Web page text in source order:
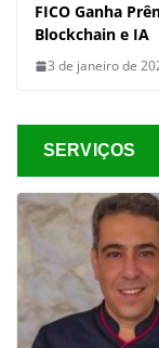
FICO Ganha
Blockchain e IA
3 de janeiro de
SERVIÇOS